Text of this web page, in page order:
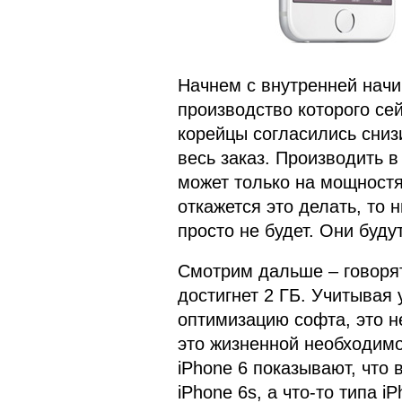
Начнем с внутренней
производство которого
корейцы согласились
весь заказ. Производить
может только на
откажется это делать, то
просто не будет. Они
Смотрим дальше –
достигнет 2 ГБ.
оптимизацию софта, это
это жизненной
iPhone 6 показывают, что
iPhone 6s, а что-то типа